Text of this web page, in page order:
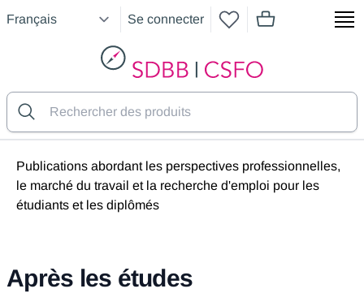
Se connecter
articles dans le
SDBB
Publications abordant les perspectives professionnelles,
le marché du travail et la recherche d'emploi pour les
étudiants et les diplômés
Après les études